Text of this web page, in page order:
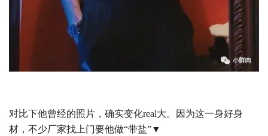
对比下他曾经的照片，确实变化real大。因为这一身好身
材，不少厂家找上门要他做“带盐”▼